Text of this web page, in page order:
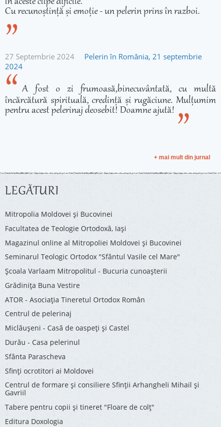
Cu recunoștință și emoție - un pelerin prins în razboi.
27 Septembrie 2024
Pelerin în România, 21 septembrie
2024
A fost o zi frumoasă,binecuvântată, cu multă
încărcătură spirituală, credință și rugăciune. Mulțumim
pentru acest pelerinaj deosebit! Doamne ajută!
+ mai mult din jurnal
LEGĂTURI
Mitropolia Moldovei și Bucovinei
Facultatea de Teologie Ortodoxă, Iaşi
Magazinul online al Mitropoliei Moldovei și Bucovinei
Seminarul Teologic Ortodox "Sfântul Vasile cel Mare"
Şcoala Varlaam Mitropolitul - Bucuria cunoaşterii
Grădinița Buna Vestire
ATOR - Asociaţia Tineretul Ortodox Român
Centrul de pelerinaj
Miclăușeni - Casă de oaspeţi şi Castel
Durău - Casa pelerinul
Sfânta Parascheva
Sfinți ocrotitori ai Moldovei
Centrul de formare și consiliere Sfinții Arhangheli Mihail și
Gavriil
Tabere pentru copii şi tineret "Floare de colţ"
Editura Doxologia